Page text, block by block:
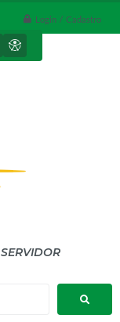
Login / Cadastro
SERVIDOR